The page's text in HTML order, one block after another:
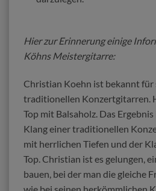
Hier zur Erinnerung einige
Köhns Meistergitarre:
Christian Koehn ist bekannt für
traditionellen Konzertgitarren.
Top mit Balsaholz. Das
Klang einer traditionellen
mit herrlichen Tiefen und der
Top. Christian ist es gelungen,
bauen, bei der man die gleiche